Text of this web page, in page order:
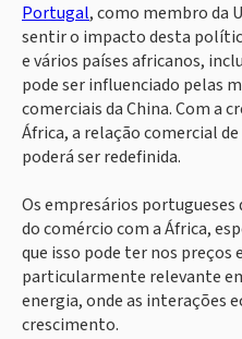
Portugal, como membro da
sentir o impacto desta
e vários países africanos,
pode ser influenciado pelas
comerciais da China. Com a
África, a relação comercial
poderá ser redefinida.
Os empresários portugueses
do comércio com a África,
que isso pode ter nos preços
particularmente relevante
energia, onde as interações
crescimento.